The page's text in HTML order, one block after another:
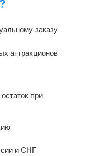
заказу
аттракционов
при
и СНГ